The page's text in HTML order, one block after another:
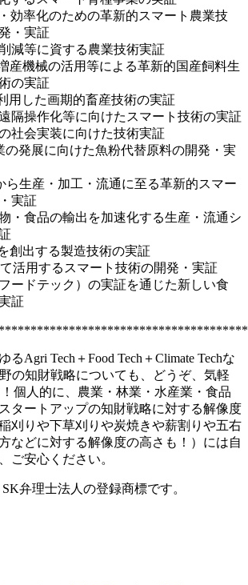
効率化のための革新的スマート農業技
・実証
減等に資する農業技術実証
産機械の活用等による革新的国産飼料生
の実証
用した画期的畜産技術の実証
隔操作化等に向けたスマート技術の実証
社会実装に向けた技術実証
の発展に向けた魚粉代替原料の開発・実
ら生産・加工・流通に至る革新的スマー
実証
・食品の輸出を加速化する生産・流通シ
創出する製造技術の実証
活用するスマート技術の開発・実証
ードテック）の実証を通じた新しい食
証
るAgri Tech＋Food Tech＋Climate Techな
の知財戦略についても、どうぞ、気軽
個人的に、農業・林業・水産業・食品
タートアップの知財戦略に対する解像度
刈りや下草刈りや炭焼きや薪割りや五右
などに対する解像度の高さも！）には自
ご安心ください。
弁理士法人の登録商標です。